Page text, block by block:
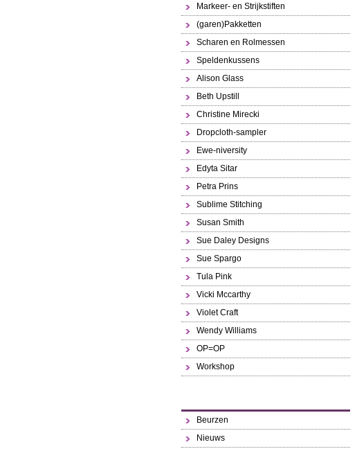
Markeer- en Strijkstiften
(garen)Pakketten
Scharen en Rolmessen
Speldenkussens
Alison Glass
Beth Upstill
Christine Mirecki
Dropcloth-sampler
Ewe-niversity
Edyta Sitar
Petra Prins
Sublime Stitching
Susan Smith
Sue Daley Designs
Sue Spargo
Tula Pink
Vicki Mccarthy
Violet Craft
Wendy Williams
OP=OP
Workshop
Beurzen
Nieuws